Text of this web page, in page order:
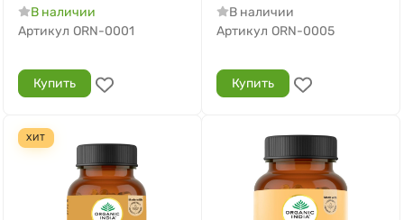
В наличии
Артикул ORN-0001
Купить
В наличии
Артикул ORN-0005
Купить
ХИТ